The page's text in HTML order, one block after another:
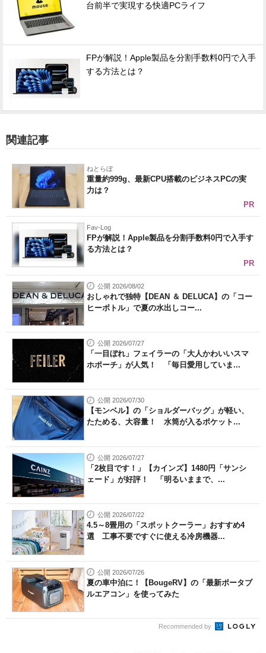
台前半で実現する快適PCライフ
FPが解説！Apple製品を分割手数料0円で入手
する方法とは？
関連記事
ねとらぼ
重量約999g、最新CPU搭載のビジネスPCの実
力は？
PR
Fav-Log
FPが解説！Apple製品を分割手数料0円で入手す
る方法とは？
PR
公開 2026/08/02
おしゃれで独特【DEAN ＆ DELUCA】の「コー
ヒーボトル」で夏の水出しコー...
公開 2026/07/27
「一目ぼれ」フェイラーの「大人かわいいスマ
ホポーチ」が人気！ 「毎日愛用していま...
公開 2026/07/30
【モンベル】の「ショルダーバッグ」が軽い、
たためる、大容量！ 水筒が入るポケット...
公開 2026/07/27
「2枚目です！」【カインズ】1480円「サンシ
ェード」が好評！ 「明るいままで、...
公開 2026/07/22
4.5～8畳用の「スポットクーラー」おすすめ4
選 工事不要ですぐに使える冷房機器...
公開 2026/07/26
夏の車中泊に！【BougeRV】の「最新ポータブ
ルエアコン」を使ってみた
Recommended by